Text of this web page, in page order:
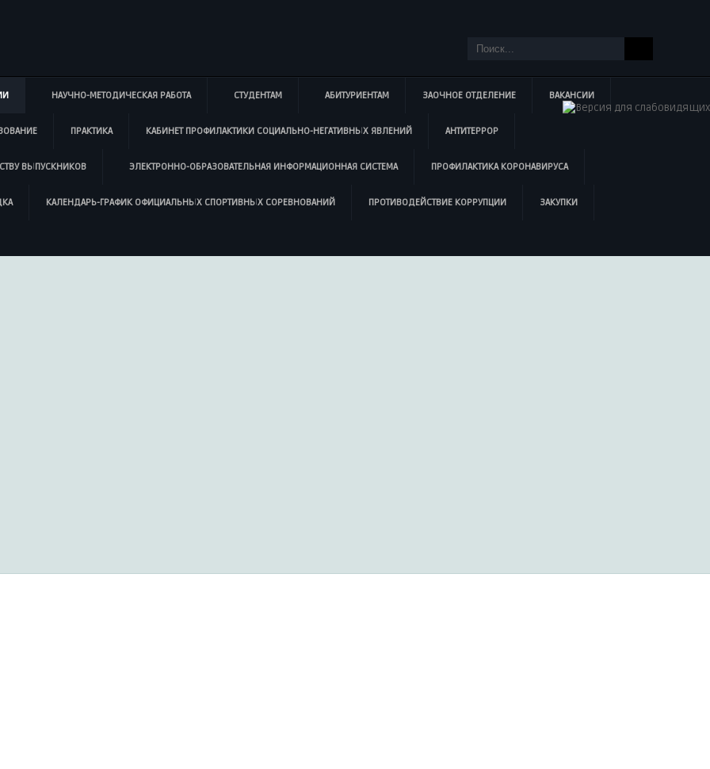
НАУЧНО-МЕТОДИЧЕСКАЯ РАБОТА СТУДЕНТАМ АБИТУРИЕНТАМ ЗАОЧНОЕ ОТДЕЛЕНИЕ ВАКАНСИИ
ПРАКТИКА КАБИНЕТ ПРОФИЛАКТИКИ СОЦИАЛЬНО-НЕГАТИВНЫХ ЯВЛЕНИЙ АНТИТЕРРОР
ВЫПУСКНИКОВ ЭЛЕКТРОННО-ОБРАЗОВАТЕЛЬНАЯ ИНФОРМАЦИОННАЯ СИСТЕМА ПРОФИЛАКТИКА КОРОНАВИРУСА
КАЛЕНДАРЬ-ГРАФИК ОФИЦИАЛЬНЫХ СПОРТИВНЫХ СОРЕВНОВАНИЙ ПРОТИВОДЕЙСТВИЕ КОРРУПЦИИ ЗАКУПКИ